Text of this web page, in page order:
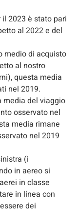
2023 è stato pari
al 2022 e del
medio di acquisto
al nostro
questa media
nel 2019.
media del viaggio
osservato nel
media rimane
nel 2019
(i
in aereo si
in classe
in linea con
dei